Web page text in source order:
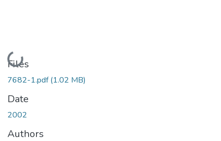
Loading...
Files
7682-1.pdf(1.02 MB)
Date
2002
Authors